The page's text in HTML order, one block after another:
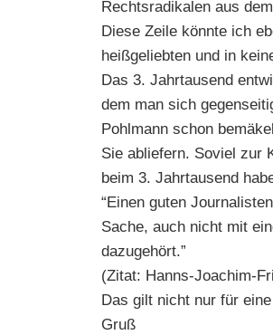
Rechtsradikalen aus
Diese Zeile könnte ich
heißgeliebten und in
Das 3. Jahrtausend
dem man sich
Pohlmann schon
Sie abliefern. Soviel zur
beim 3. Jahrtausend
“Einen guten
Sache, auch nicht mit
dazugehört.”
(Zitat: Hanns-Joachim-
Das gilt nicht nur für
Gruß